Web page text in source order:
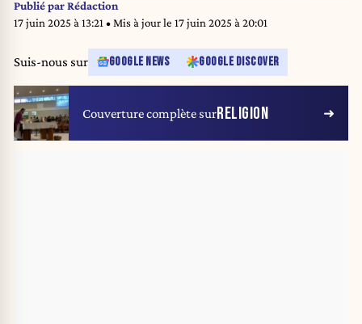
manifestations contre la publication des caricatures du prophete
Mohammed. / ASABA - FEBRUARY 23: Displaced people seek for refuge
Nigeria. Christian and Muslim mobs rampaged through two Nigerian
cities killing hundreds of people in violence that followed deadly protests
against caricatures of the Prophet Muhammad. *** Local Caption ***
Publié parRédaction
17 juin 2025 à 13:21 • Mis à jour le 17 juin 2025 à 20:01
Suis-nous sur GOOGLE NEWS GOOGLE DISCOVER
Couverture complète surRELIGION